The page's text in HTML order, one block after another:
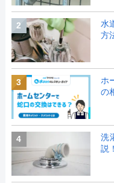
2
水
方
3
ホ
の
4
洗
説